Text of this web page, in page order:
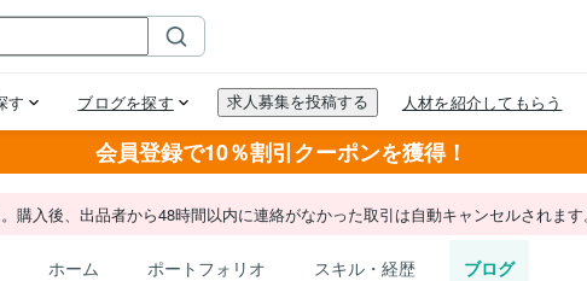
会員登録で10％割引クーポンを獲得！
購入後、出品者から48時間以内に連絡がなかった取引は自動キャンセルされます。
ホーム ポートフォリオ スキル・経歴 ブログ